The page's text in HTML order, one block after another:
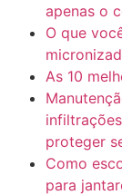
apenas o
O que
As 10
proteger
Como
para